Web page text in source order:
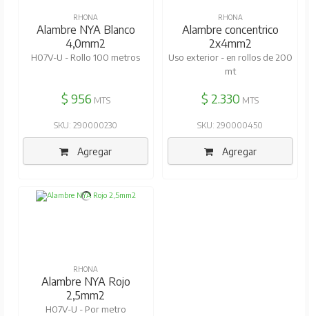
RHONA
Alambre NYA Blanco
4,0mm2
H07V-U - Rollo 100 metros
$ 956 MTS
SKU: 290000230
Agregar
RHONA
Alambre concentrico
2x4mm2
Uso exterior - en rollos de 200
mt
$ 2.330 MTS
SKU: 290000450
Agregar
RHONA
Alambre NYA Rojo
2,5mm2
H07V-U - Por metro